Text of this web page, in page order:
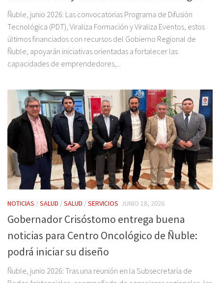
Ñuble, junio 2026: Las convocatorias Programa de Difusión
Tecnológica (PDT), Viraliza Formación y Viraliza Eventos, estos
últimos financiados con recursos del Gobierno Regional de
Ñuble, apoyarán iniciativas orientadas a fortalecer las
capacidades de emprendedores,...
NOTICIAS /SALUD /SALUD /SERVICIOS JUNIO 18, 2026
Gobernador Crisóstomo entrega buena
noticias para Centro Oncológico de Ñuble:
podrá iniciar su diseño
Ñuble, junio 2026: Tras una reunión en la Subsecretaría de